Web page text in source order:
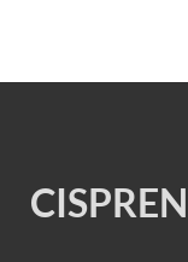
CISPREN